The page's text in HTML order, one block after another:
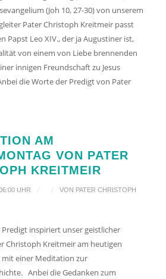
(Joh 10, 27-30) von unserem
Pater Christoph Kreitmeir passt
Papst Leo XIV., der ja Augustiner ist,
von einem von Liebe brennenden
innigen Freundschaft zu Jesus
die Worte der Predigt von Pater
AM
VON PATER
KREITMEIR
UHR / / VON PATER CHRISTOPH
inspiriert unser geistlicher
Christoph Kreitmeir am heutigen
einer Meditation zur
Anbei die Gedanken zum